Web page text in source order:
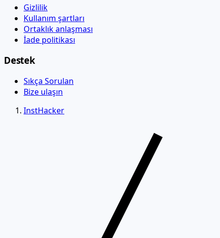
Gizlilik
Kullanım şartları
Ortaklık anlaşması
İade politikası
Destek
Sıkça Sorulan
Bize ulaşın
InstHacker